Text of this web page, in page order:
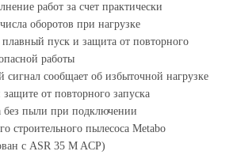
работ за счет практически
оборотов при нагрузке
пуск и защита от повторного
работы
сигнал сообщает об избыточной нагрузке
от повторного запуска
без пыли при подключении
строительного пылесоса Metabo
с ASR 35 M ACP)